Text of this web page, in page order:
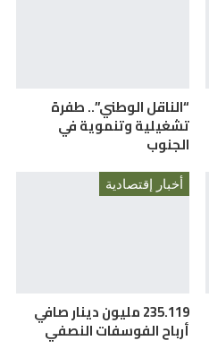
“الناقل الوطني”.. طفرة
تشغيلية وتنموية في
الجنوب
أخبار إقتصادية
235.119 مليون دينار صافي
أرباح الفوسفات النصفي